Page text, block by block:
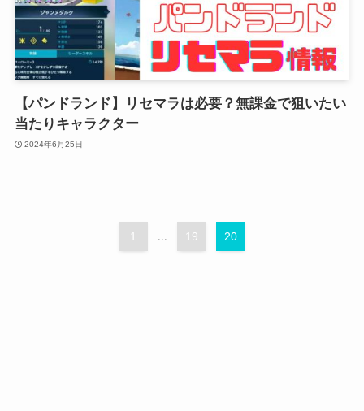
【パンドランド】リセマラは必要？無課金で狙いたい
当たりキャラクター
2024年6月25日
1 ... 19 20